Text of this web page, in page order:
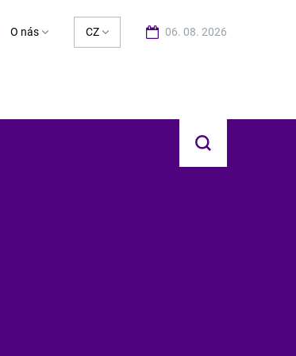
O nás CZ 06. 08. 2026